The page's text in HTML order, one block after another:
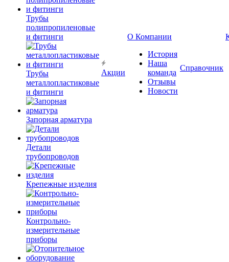
Трубы
полипропиленовые
и фитинги
Трубы
металлопластиковые
и фитинги
Запорная арматура
Детали
трубопроводов
Крепежные изделия
Контрольно-
измерительные
приборы
Акции
О Компании
История
Наша
команда
Отзывы
Новости
Справочник